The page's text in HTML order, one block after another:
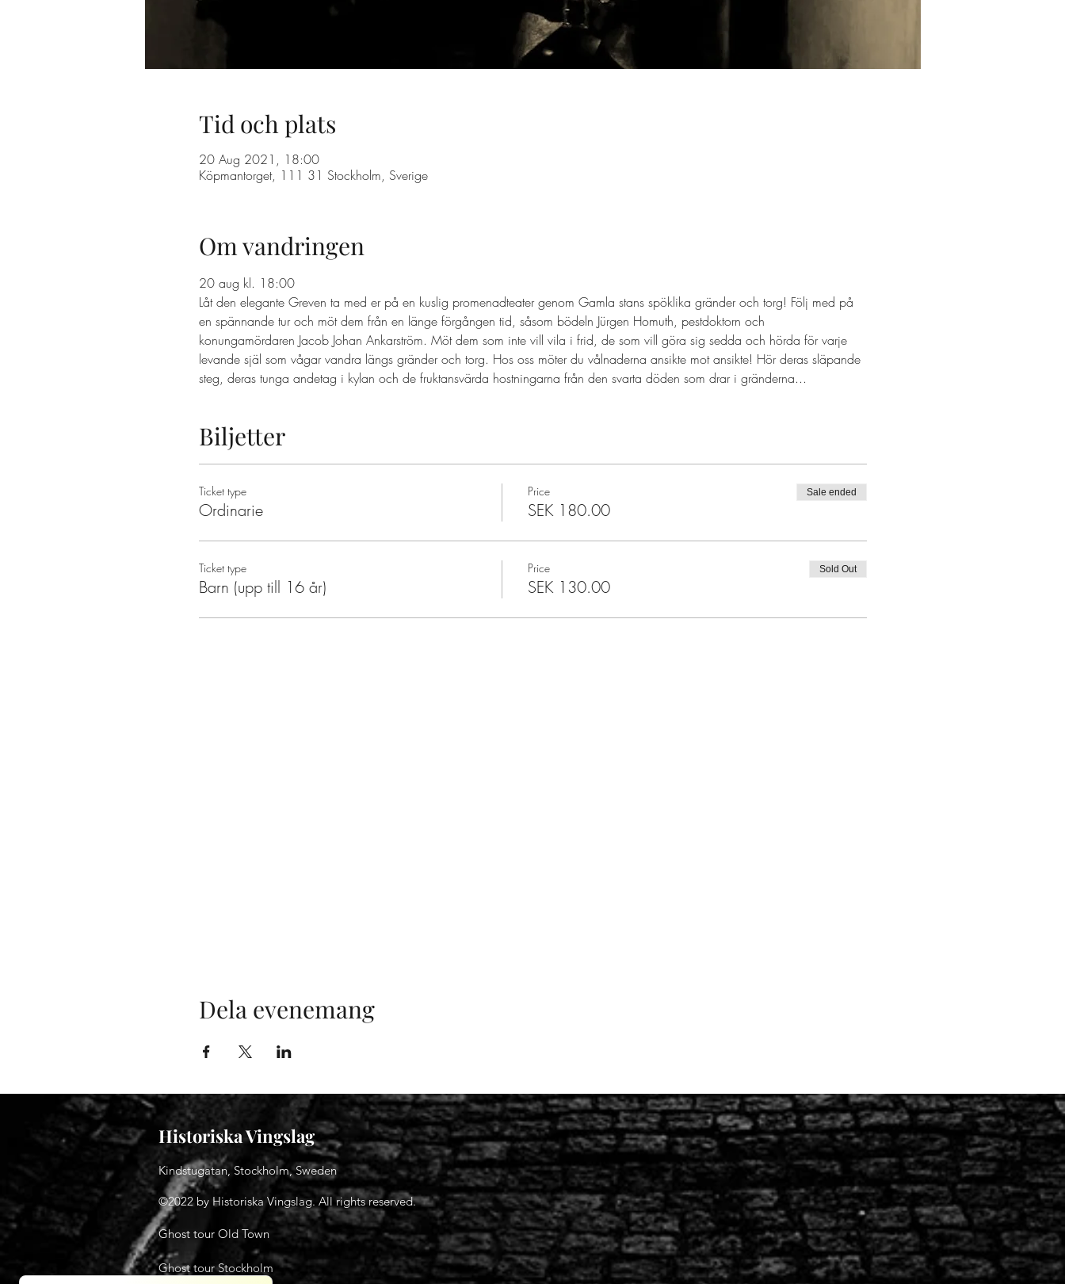
Tid och plats
20 Aug 2021, 18:00
Köpmantorget, 111 31 Stockholm, Sverige
Om vandringen
20 aug kl. 18:00
Låt den elegante Greven ta med er på en kuslig promenadteater genom Gamla stans spöklika gränder och torg! Följ med på
en spännande tur och möt dem från en länge förgången tid, såsom bödeln Jürgen Homuth, pestdoktorn och
konungamördaren Jacob Johan Ankarström. Möt dem som inte vill vila i frid, de som vill göra sig sedda och hörda för varje
levande själ som vågar vandra längs gränder och torg. Hos oss möter du vålnaderna ansikte mot ansikte! Hör deras släpande
steg, deras tunga andetag i kylan och de fruktansvärda hostningarna från den svarta döden som drar i gränderna...
Biljetter
Ticket type
Ordinarie
Price
SEK 180.00
Sale ended
Ticket type
Barn (upp till 16 år)
Price
SEK 130.00
Sold Out
Dela evenemang
Historiska Vingslag
Kindstugatan, Stockholm, Sweden
©2022 by Historiska Vingslag. All rights reserved.
Ghost tour Old Town
Ghost tour Stockholm